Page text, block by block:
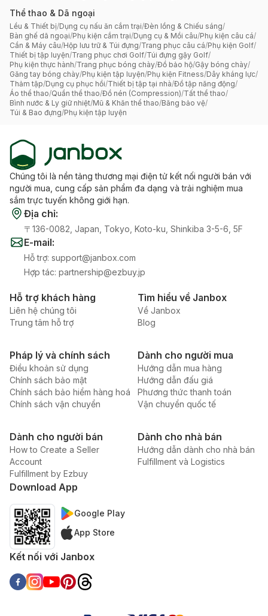
Thể thao & Dã ngoại
Lều & Thiết bị/Dụng cụ nấu ăn cắm trại/Đèn lồng & Chiếu sáng/
Bàn ghế dã ngoại/Phụ kiện cắm trại/Dụng cụ & Mồi câu/Phụ kiện câu cá/
Cần & Máy câu/Hộp lưu trữ & Túi đựng/Trang phục câu cá/Phụ kiện Golf/
Thiết bị tập luyện/Trang phục chơi Golf/Túi đựng gậy Golf/
Phụ kiện thực hành/Trang phục bóng chày/Đồ bảo hộ/Gậy bóng chày/
Găng tay bóng chày/Phụ kiện tập luyện/Phụ kiện Fitness/Dây kháng lực/
Thảm tập/Dụng cụ phục hồi/Thiết bị tập tại nhà/Đồ tập năng động/
Áo thể thao/Quần thể thao/Đồ nén (Compression)/Tất thể thao/
Bình nước & Ly giữ nhiệt/Mũ & Khăn thể thao/Băng bảo vệ/
Túi & Bao đựng/Phụ kiện tập luyện
Chúng tôi là nền tảng thương mại điện tử kết nối người bán với
người mua, cung cấp sản phẩm đa dạng và trải nghiệm mua
sắm trực tuyến không giới hạn.
Địa chỉ:
〒136-0082, Japan, Tokyo, Koto-ku, Shinkiba 3-5-6, 5F
E-mail:
Hỗ trợ: support@janbox.com
Hợp tác: partnership@ezbuy.jp
Hỗ trợ khách hàng
Liên hệ chúng tôi
Trung tâm hỗ trợ
Tìm hiểu về Janbox
Về Janbox
Blog
Pháp lý và chính sách
Điều khoản sử dụng
Chính sách bảo mật
Chính sách bảo hiểm hàng hoá
Chính sách vận chuyển
Dành cho người mua
Hướng dẫn mua hàng
Hướng dẫn đấu giá
Phương thức thanh toán
Vận chuyển quốc tế
Dành cho người bán
How to Create a Seller
Account
Fulfillment by Ezbuy
Dành cho nhà bán
Hướng dẫn dành cho nhà bán
Fulfillment và Logistics
Download App
Google Play
App Store
Kết nối với Janbox